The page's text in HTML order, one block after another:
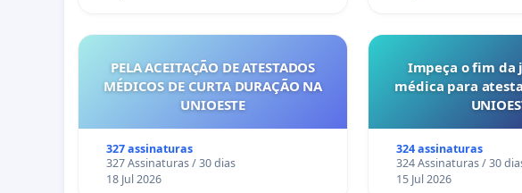
PELA ACEITAÇÃO DE ATESTADOS
MÉDICOS DE CURTA DURAÇÃO NA
UNIOESTE
327 assinaturas
327 Assinaturas / 30 dias
18 Jul 2026
Impeça o fim
médica para
324 assinaturas
324 Assinaturas / 30
15 Jul 2026